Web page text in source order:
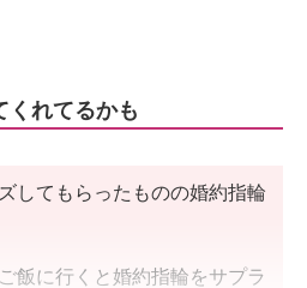
くれてるかも
してもらったものの婚約指輪
飯に行くと婚約指輪をサプラ